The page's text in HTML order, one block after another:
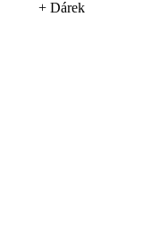
+ Dárek